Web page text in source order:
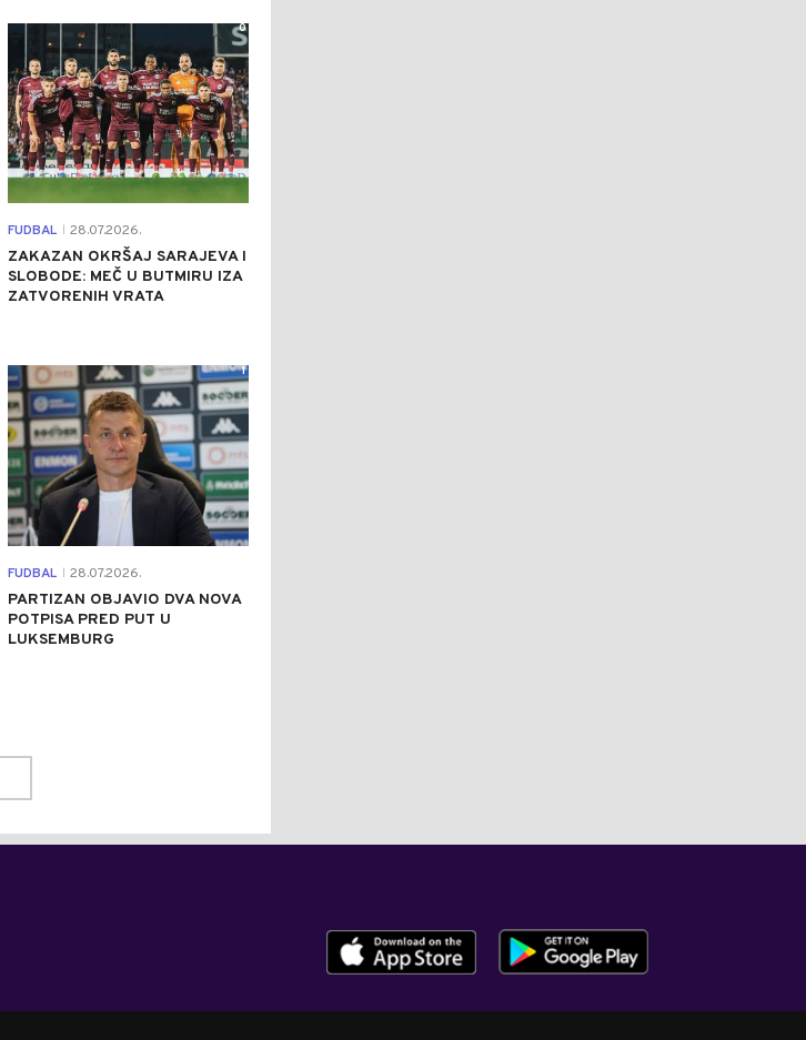
FUDBAL 28.07.2026.
ZAKAZAN OKRŠAJ SARAJEVA I
SLOBODE: MEČ U BUTMIRU IZA
ZATVORENIH VRATA
0
FUDBAL 28.07.2026.
PARTIZAN OBJAVIO DVA NOVA
POTPISA PRED PUT U
LUKSEMBURG
1